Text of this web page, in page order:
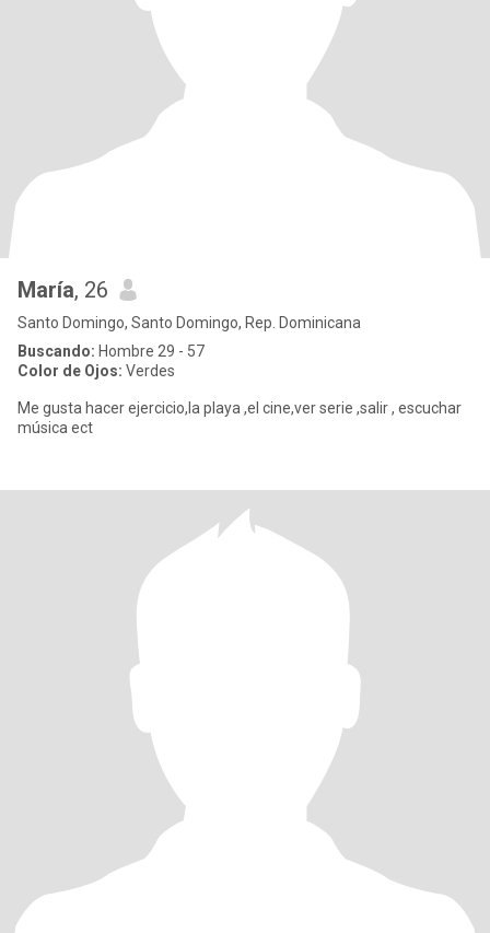
María, 26
Santo Domingo, Santo Domingo, Rep. Dominicana
Buscando: Hombre 29 - 57
Color de Ojos: Verdes
Me gusta hacer ejercicio,la playa ,el cine,ver serie ,salir , escuchar
música ect